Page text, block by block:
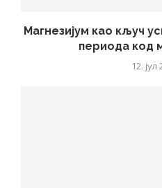
Магнезијум као кључ
периода код
12. јул